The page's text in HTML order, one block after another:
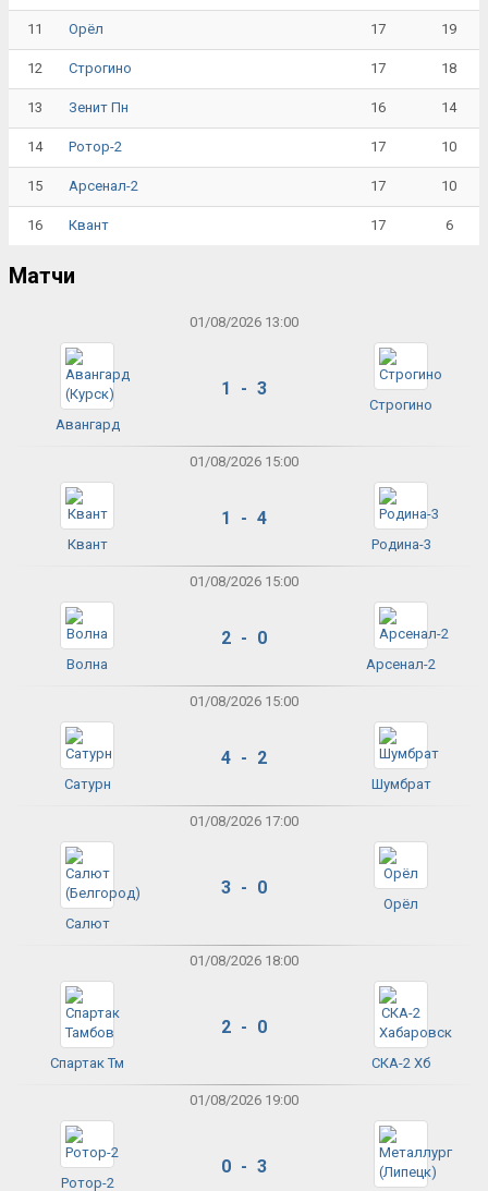
11 Орёл 17 19
12 Строгино 17 18
13 Зенит Пн 16 14
14 Ротор-2 17 10
15 Арсенал-2 17 10
16 Квант 17 6
Матчи
01/08/2026 13:00
Авангард
1 - 3
Строгино
01/08/2026 15:00
Квант
1 - 4
Родина-3
01/08/2026 15:00
Волна
2 - 0
Арсенал-2
01/08/2026 15:00
Сатурн
4 - 2
Шумбрат
01/08/2026 17:00
Салют
3 - 0
Орёл
01/08/2026 18:00
Спартак Тм
2 - 0
СКА-2 Хб
01/08/2026 19:00
Ротор-2
0 - 3